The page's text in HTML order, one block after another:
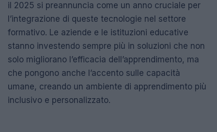
il 2025 si preannuncia come un anno cruciale per
l’integrazione di queste tecnologie nel settore
formativo. Le aziende e le istituzioni educative
stanno investendo sempre più in soluzioni che non
solo migliorano l’efficacia dell’apprendimento, ma
che pongono anche l’accento sulle capacità
umane, creando un ambiente di apprendimento più
inclusivo e personalizzato.